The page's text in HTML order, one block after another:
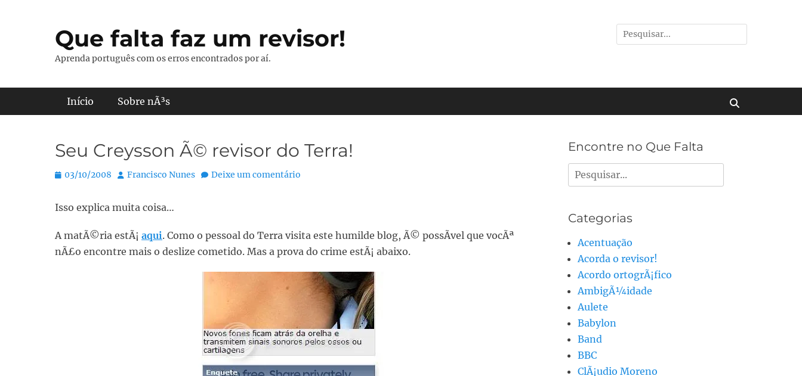
Que falta faz um revisor!
Aprenda português com os erros encontrados por aí.
Pesquisar
por:
Menu principal
Início Sobre nÃ³s
Seu Creysson Ã© revisor do Terra!
Posted
03/10/2008 Autor:
Francisco Nunes Deixe um comentário
Isso explica muita coisa…
A matÃ©ria estÃ¡ aqui. Como o pessoal do Terra visita este humilde blog, Ã© possÃ­vel que vocÃª
nÃ£o encontre mais o deslize cometido. Mas a prova do crime estÃ¡ abaixo.
Encontre no Que Falta
Pesquisar
por:
Categorias
Acentuação
Acorda o revisor!
Acordo ortogrÃ¡fico
AmbigÃ¼idade
Aulete
Babylon
Band
BBC
ClÃ¡udio Moreno